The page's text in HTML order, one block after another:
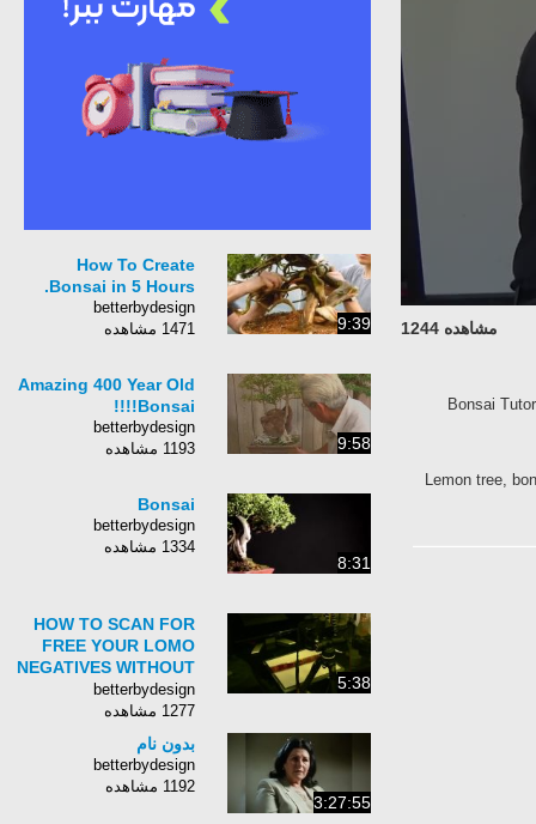
مشاهده 1244
Bonsai
Lemon tree,
9:39
How To Create
Bonsai in 5 Hours.
betterbydesign
1471 مشاهده
9:58
Amazing 400 Year Old
Bonsai!!!!
betterbydesign
1193 مشاهده
8:31
Bonsai
betterbydesign
1334 مشاهده
5:38
HOW TO SCAN FOR
FREE YOUR LOMO
NEGATIVES WITHOUT
A SCANNER!!!
betterbydesign
1277 مشاهده
3:27:55
بدون نام
betterbydesign
1192 مشاهده